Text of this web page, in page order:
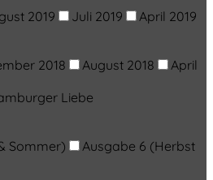
2019 Juli 2019
April 2019
2018 August 2018
April
Liebe
Sommer)
Ausgabe 6 (Herbst